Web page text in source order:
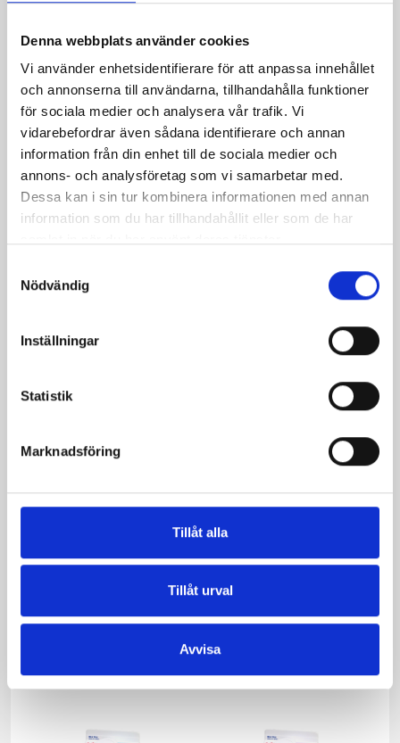
Denna webbplats använder cookies
Vi använder enhetsidentifierare för att anpassa innehållet
och annonserna till användarna, tillhandahålla funktioner
för sociala medier och analysera vår trafik. Vi
vidarebefordrar även sådana identifierare och annan
information från din enhet till de sociala medier och
annons- och analysföretag som vi samarbetar med.
Dessa kan i sin tur kombinera informationen med annan
information som du har tillhandahållit eller som de har
Nödvändig
Inställningar
Statistik
Marknadsföring
Tillåt alla
Tillåt urval
Avvisa
Små laxpajer
Fransk senapssill i
gott sällskap